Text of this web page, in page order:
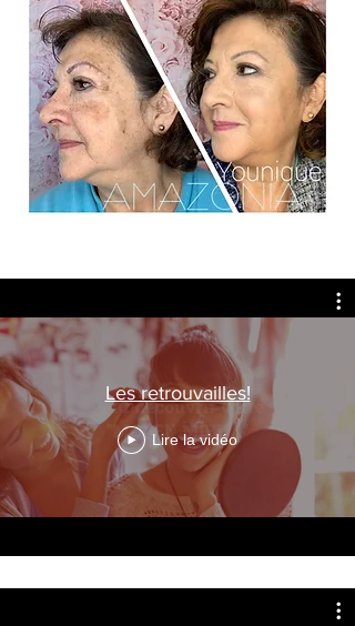
Les retrouvailles!
Lire la vidéo